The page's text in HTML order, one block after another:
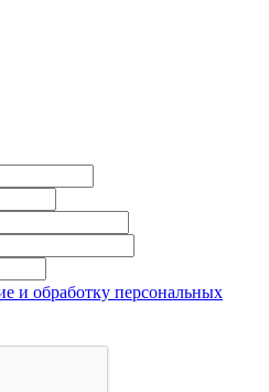
и обработку персональных